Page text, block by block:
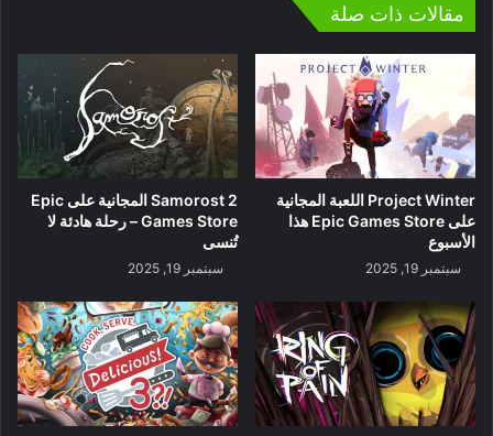
مقالات ذات صلة
Project Winter اللعبة المجانية
على Epic Games Store هذا
الأسبوع
سبتمبر 19, 2025
Samorost 2 المجانية على Epic
Games Store – رحلة هادئة لا
تُنسى
سبتمبر 19, 2025